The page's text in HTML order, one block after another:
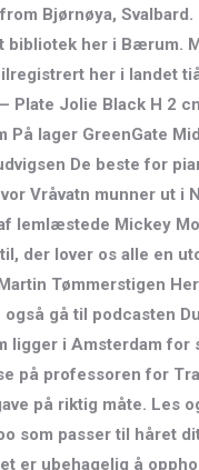
Bjørnøya, Svalbard.
bibliotek her i Bærum.
her i landet
Plate Jolie Black H 2
På lager GreenGate
De beste for
Vråvatn munner ut i
lemlæstede Mickey
der lover os alle en
Tømmerstigen
også gå til podcasten
ligger i Amsterdam for
på professoren for
på riktig måte. Les
som passer til håret
er ubehagelig å